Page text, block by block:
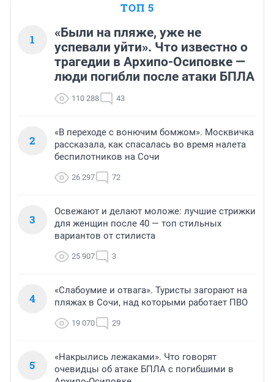
ТОП 5
1
«Были на пляже, уже не
успевали уйти». Что известно о
трагедии в Архипо-Осиповке —
люди погибли после атаки БПЛА
110 288 43
2
«В переходе с вонючим бомжом». Москвичка
рассказала, как спасалась во время налета
беспилотников на Сочи
26 297 72
3
Освежают и делают моложе: лучшие стрижки
для женщин после 40 — топ стильных
вариантов от стилиста
25 907 3
4
«Слабоумие и отвага». Туристы загорают на
пляжах в Сочи, над которыми работает ПВО
19 070 29
5
«Накрылись лежаками». Что говорят
очевидцы об атаке БПЛА с погибшими в